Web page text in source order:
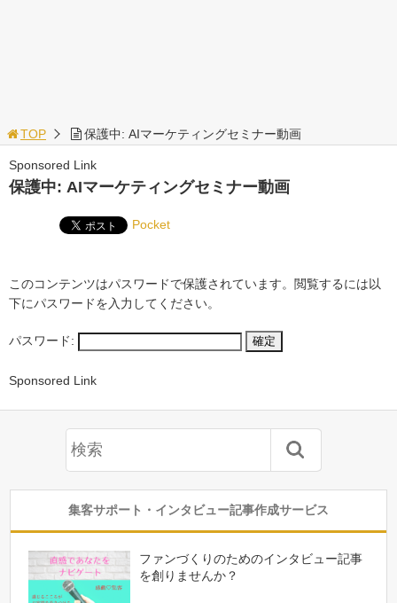
TOP 保護中: AIマーケティングセミナー動画
Sponsored Link
保護中: AIマーケティングセミナー動画
Pocket
このコンテンツはパスワードで保護されています。閲覧するには以
下にパスワードを入力してください。
パスワード:
Sponsored Link
集客サポート・インタビュー記事作成サービス
ファンづくりのためのインタビュー記事
を創りませんか？